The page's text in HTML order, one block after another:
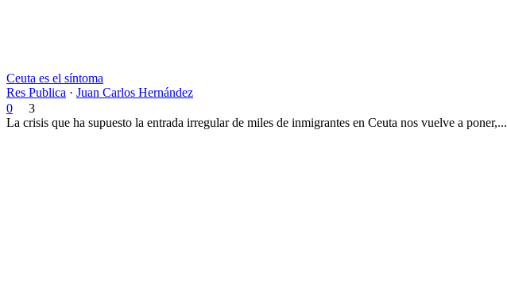
Ceuta es el síntoma
Res Publica · Juan Carlos Hernández
0
3
La crisis que ha supuesto la entrada irregular de miles de inmigrantes en Ceuta nos vuelve a poner,...